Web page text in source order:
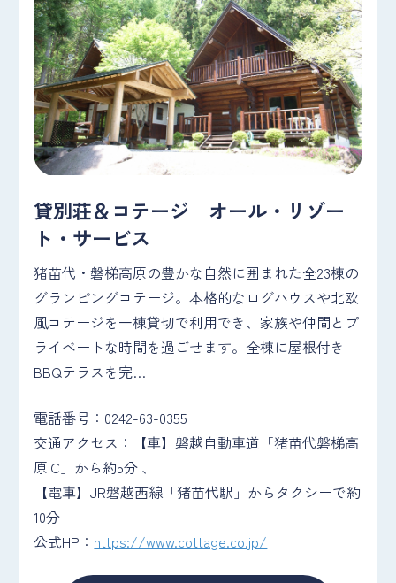
貸別荘＆コテージ オール・リゾー
ト・サービス
猪苗代・磐梯高原の豊かな自然に囲まれた全23棟の
グランピングコテージ。本格的なログハウスや北欧
風コテージを一棟貸切で利用でき、家族や仲間とプ
ライベートな時間を過ごせます。全棟に屋根付き
BBQテラスを完…
電話番号：0242-63-0355
交通アクセス：【車】磐越自動車道「猪苗代磐梯高
原IC」から約5分 、
【電車】JR磐越西線「猪苗代駅」からタクシーで約
10分
公式HP： https://www.cottage.co.jp/